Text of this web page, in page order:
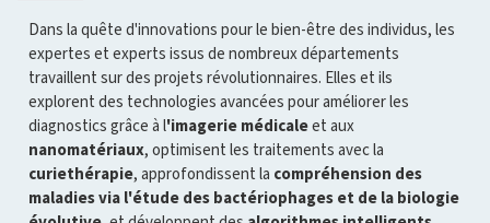
Dans la quête d'innovations pour le bien-être des individus, les
expertes et experts issus de nombreux départements
travaillent sur des projets révolutionnaires. Elles et ils
explorent des technologies avancées pour améliorer les
diagnostics grâce à l'imagerie médicaleet aux
nanomatériaux, optimisent les traitements avec la
curiethérapie, approfondissent la compréhension des
maladies via l'étude des bactériophages et de la biologie